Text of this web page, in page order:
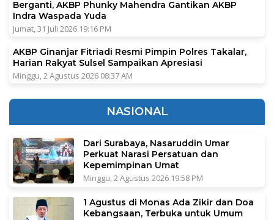
Berganti, AKBP Phunky Mahendra Gantikan AKBP
Indra Waspada Yuda
Jumat, 31 Juli 2026 19:16 PM
AKBP Ginanjar Fitriadi Resmi Pimpin Polres Takalar,
Harian Rakyat Sulsel Sampaikan Apresiasi
Minggu, 2 Agustus 2026 08:37 AM
NASIONAL
Dari Surabaya, Nasaruddin Umar
Perkuat Narasi Persatuan dan
Kepemimpinan Umat
Minggu, 2 Agustus 2026 19:58 PM
1 Agustus di Monas Ada Zikir dan Doa
Kebangsaan, Terbuka untuk Umum